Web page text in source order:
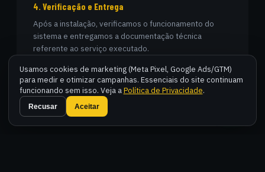
4. Verificação e Entrega
Após a instalação, verificamos o funcionamento do
sistema e entregamos a documentação técnica
referente ao serviço executado.
Usamos cookies de marketing (Meta Pixel, Google Ads/GTM)
para medir e otimizar campanhas. Essenciais do site continuam
funcionando sem isso. Veja aPolítica de Privacidade.
Recusar Aceitar